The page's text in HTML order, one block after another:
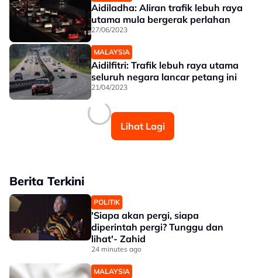
Aidiladha: Aliran trafik lebuh raya
utama mula bergerak perlahan
27/06/2023
MALAYSIA
Aidilfitri: Trafik lebuh raya utama
seluruh negara lancar petang ini
21/04/2023
Lihat Lagi
Berita Terkini
POLITIK
'Siapa akan pergi, siapa
diperintah pergi? Tunggu dan
lihat'- Zahid
24 minutes ago
MALAYSIA